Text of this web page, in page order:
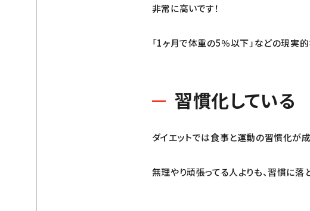
非常に高いです！
「1ヶ月で体重の5％以下」などの現実
習慣化している
ダイエットでは食事と運動の習慣化が
無理やり頑張ってる人よりも、習慣に落